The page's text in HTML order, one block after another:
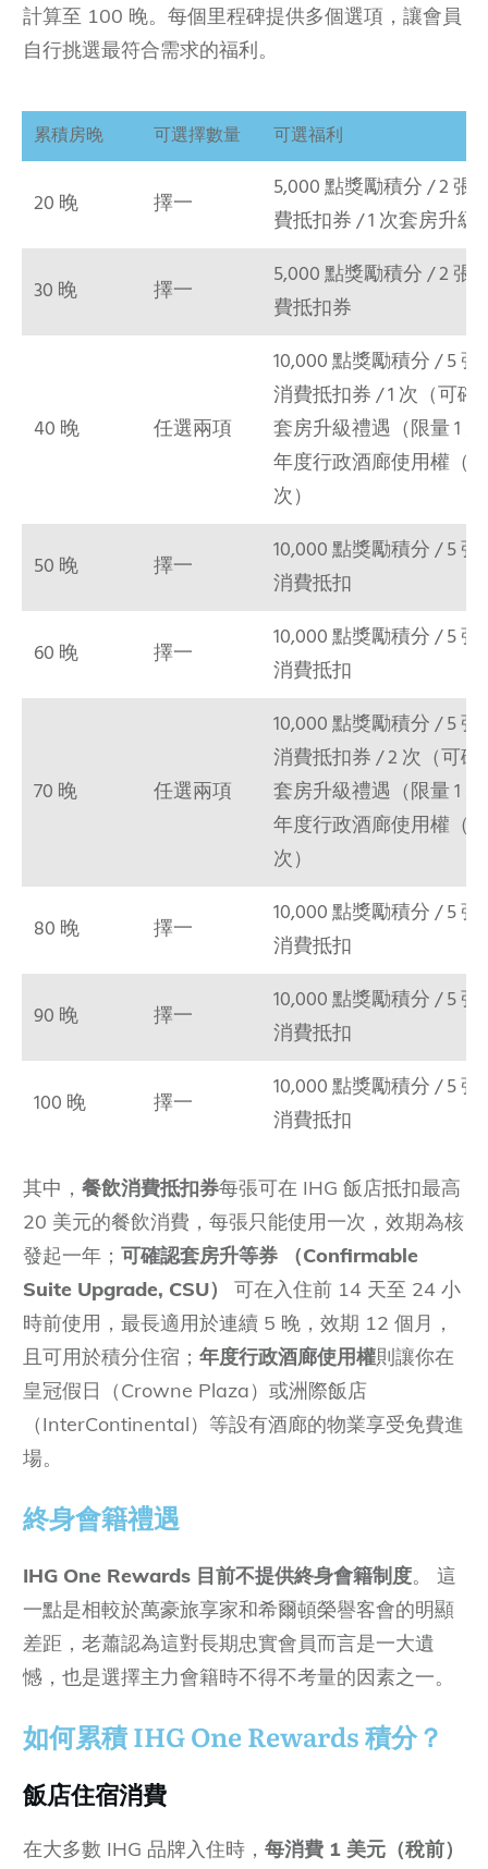
計算至 100 晚。每個里程碑提供多個選項，讓會員
自行挑選最符合需求的福利。
累積房晚 可選擇數量 可選福利
20 晚 擇一
5,000 點獎勵積分 / 2 張
費抵扣券 / 1 次套房升級
30 晚 擇一
5,000 點獎勵積分 / 2 張
費抵扣券
40 晚 任選兩項
10,000 點獎勵積分 / 5 張
消費抵扣券 / 1 次（可確
套房升級禮遇（限量 1
年度行政酒廊使用權（
次）
50 晚 擇一
10,000 點獎勵積分 / 5 張
消費抵扣
60 晚 擇一
10,000 點獎勵積分 / 5 張
消費抵扣
70 晚 任選兩項
10,000 點獎勵積分 / 5 張
消費抵扣券 / 2 次（可確
套房升級禮遇（限量 1
年度行政酒廊使用權（
次）
80 晚 擇一
10,000 點獎勵積分 / 5 張
消費抵扣
90 晚 擇一
10,000 點獎勵積分 / 5 張
消費抵扣
100 晚 擇一
10,000 點獎勵積分 / 5 張
消費抵扣
其中， 餐飲消費抵扣券每張可在 IHG 飯店抵扣最高
20 美元的餐飲消費，每張只能使用一次，效期為核
發起一年； 可確認套房升等券 （Confirmable
Suite Upgrade, CSU） 可在入住前 14 天至 24 小
時前使用，最長適用於連續 5 晚，效期 12 個月，
且可用於積分住宿； 年度行政酒廊使用權則讓你在
皇冠假日（Crowne Plaza）或洲際飯店
（InterContinental）等設有酒廊的物業享受免費進
場。
終身會籍禮遇
IHG One Rewards 目前不提供終身會籍制度。 這
一點是相較於萬豪旅享家和希爾頓榮譽客會的明顯
差距，老蕭認為這對長期忠實會員而言是一大遺
憾，也是選擇主力會籍時不得不考量的因素之一。
如何累積 IHG One Rewards 積分？
飯店住宿消費
在大多數 IHG 品牌入住時， 每消費 1 美元（稅前）